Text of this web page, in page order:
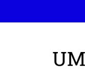
Mahasiswa KKN